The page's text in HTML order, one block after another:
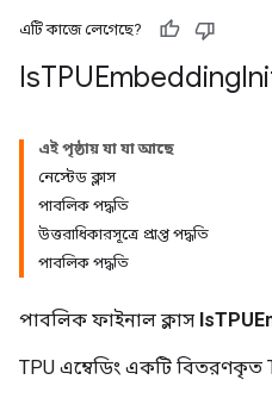
এটি কাজে লেগেছে?
IsTPUEmbedding
এই পৃষ্ঠায় যা যা আছে
নেস্টেড ক্লাস
পাবলিক পদ্ধতি
উত্তরাধিকারসূত্রে প্রাপ্ত পদ্ধতি
পাবলিক পদ্ধতি
পাবলিক ফাইনাল ক্লাস
TPU এম্বেডিং একটি বিতরণকৃত